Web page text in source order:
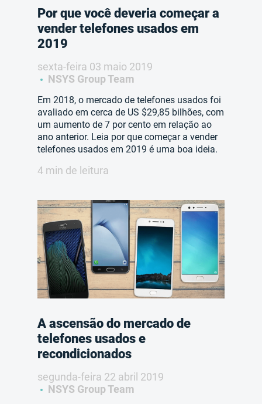
Por que você deveria começar a
vender telefones usados em
2019
sexta-feira 03 maio 2019
NSYS Group Team
Em 2018, o mercado de telefones usados foi
avaliado em cerca de US $29,85 bilhões, com
um aumento de 7 por cento em relação ao
ano anterior. Leia por que começar a vender
telefones usados em 2019 é uma boa ideia.
4 min de leitura
A ascensão do mercado de
telefones usados e
recondicionados
segunda-feira 22 abril 2019
NSYS Group Team